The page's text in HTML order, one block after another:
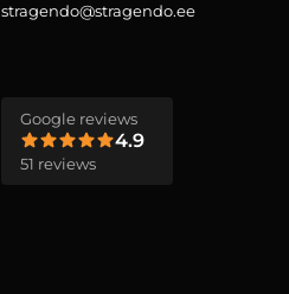
stragendo@stragendo.ee
Google reviews
4.9
51 reviews